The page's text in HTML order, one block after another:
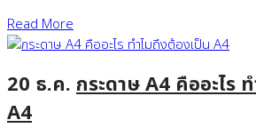
Read More
20 ธ.ค. กระดาษ A4 คืออะไร
A4